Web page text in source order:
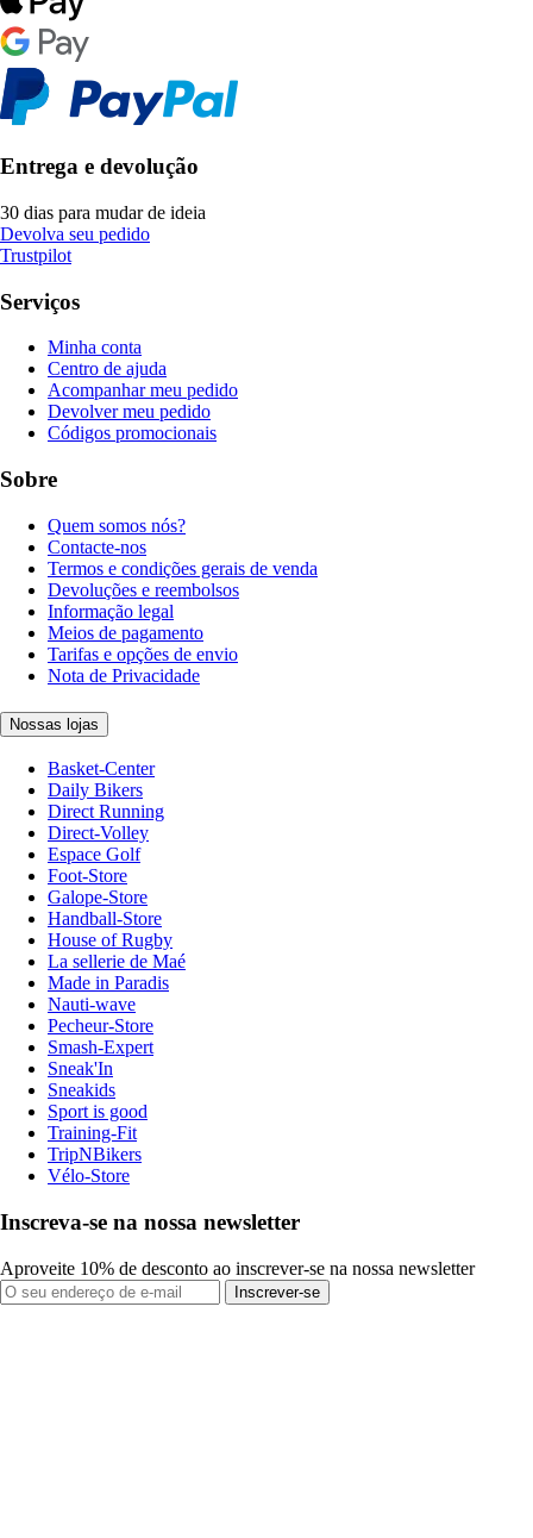
Entrega e devolução
30 dias para mudar de ideia
Devolva seu pedido
Trustpilot
Serviços
Minha conta
Centro de ajuda
Acompanhar meu pedido
Devolver meu pedido
Códigos promocionais
Sobre
Quem somos nós?
Contacte-nos
Termos e condições gerais de venda
Devoluções e reembolsos
Informação legal
Meios de pagamento
Tarifas e opções de envio
Nota de Privacidade
Nossas lojas
Basket-Center
Daily Bikers
Direct Running
Direct-Volley
Espace Golf
Foot-Store
Galope-Store
Handball-Store
House of Rugby
La sellerie de Maé
Made in Paradis
Nauti-wave
Pecheur-Store
Smash-Expert
Sneak'In
Sneakids
Sport is good
Training-Fit
TripNBikers
Vélo-Store
Inscreva-se na nossa newsletter
Aproveite 10% de desconto ao inscrever-se na nossa newsletter
Inscrever-se